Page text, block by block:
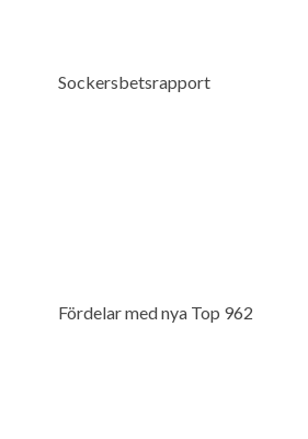
Sockersbetsrapport
Fördelar med nya Top 962